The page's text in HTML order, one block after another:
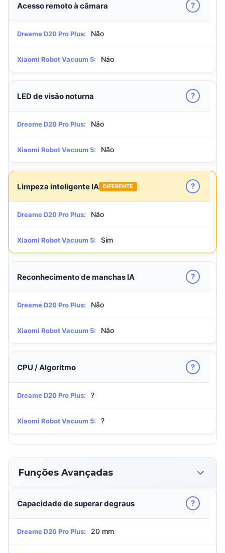
Acesso remoto à câmara ?
Dreame D20 Pro Plus: Não
Xiaomi Robot Vacuum 5: Não
LED de visão noturna ?
Dreame D20 Pro Plus: Não
Xiaomi Robot Vacuum 5: Não
Limpeza inteligente IA DIFERENTE ?
Dreame D20 Pro Plus: Não
Xiaomi Robot Vacuum 5: Sim
Reconhecimento de manchas IA ?
Dreame D20 Pro Plus: Não
Xiaomi Robot Vacuum 5: Não
CPU / Algoritmo ?
Dreame D20 Pro Plus: ?
Xiaomi Robot Vacuum 5: ?
Funções Avançadas
Capacidade de superar degraus ?
Dreame D20 Pro Plus: 20 mm